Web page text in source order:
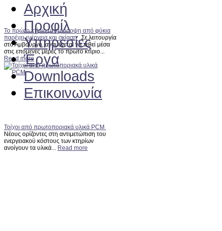
Το πρώτο κτίριο με πρόσοψη από φύκια
παρέχει ενέργεια και σκίαση Σε λειτουργία
στο Αμβούργο, αναμένεται να τεθεί μέσα
στις επόμενες μέρες το πρώτο κτίριο...
Read more
Τοίχοι από πρωτοποριακά υλικά PCM
Νέους ορίζοντες στη αντιμετώπιση του
ενεργειακού κόστους των κτηρίων
ανοίγουν τα υλικά... Read more
Αρχική
Προφίλ
Υπηρεσίες
Έργα
Downloads
Επικοινωνία